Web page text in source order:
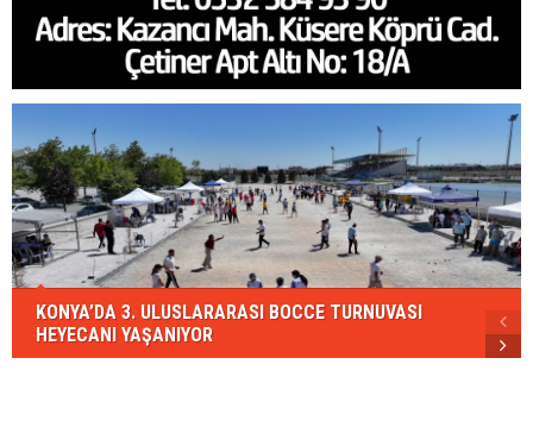
KONYA’DA 3. ULUSLARARASI BOCCE TURNUVASI
HEYECANI YAŞANIYOR